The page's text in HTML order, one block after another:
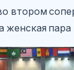
втором
женская